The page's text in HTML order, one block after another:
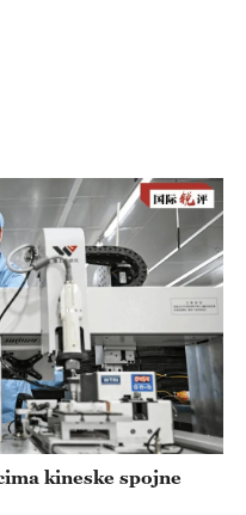
kineske spojne